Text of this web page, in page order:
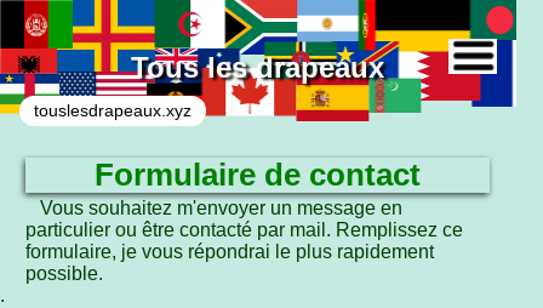
Tous les drapeaux
touslesdrapeaux.xyz
Formulaire de contact
Vous souhaitez m'envoyer un message en
particulier ou être contacté par mail. Remplissez ce
formulaire, je vous répondrai le plus rapidement
possible.
.